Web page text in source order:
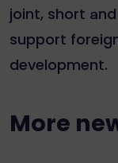
joint, short
support
development.
More